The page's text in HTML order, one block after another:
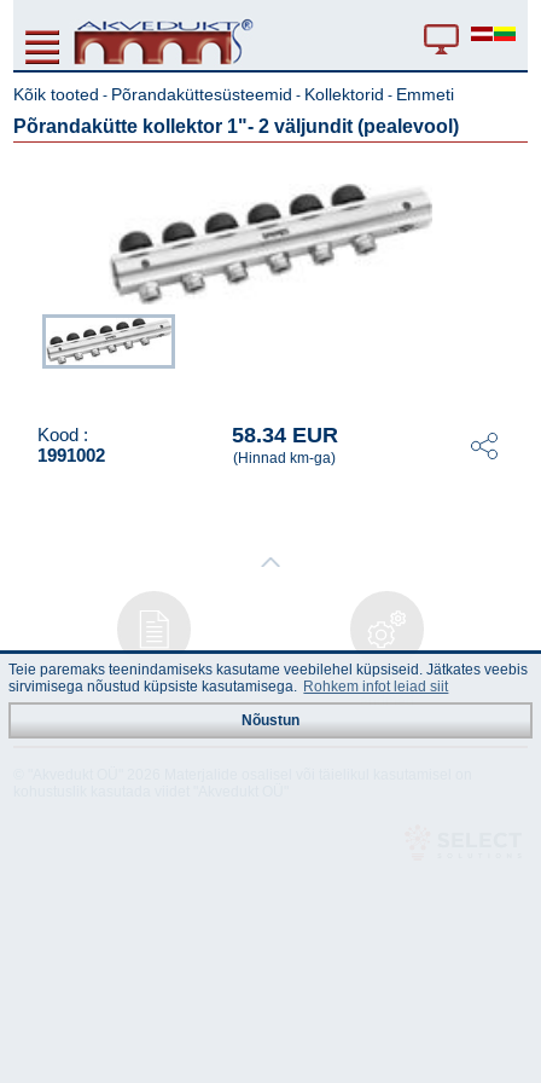
Kõik tooted - Põrandaküttesüsteemid - Kollektorid - Emmeti
Põrandakütte kollektor 1"- 2 väljundit (pealevool)
Kood :
1991002
58.34 EUR
(Hinnad km-ga)
Juhend
Tehnilised
andmed
Teie paremaks teenindamiseks kasutame veebilehel küpsiseid. Jätkates veebis
sirvimisega nõustud küpsiste kasutamisega. Rohkem infot leiad siit
Nõustun